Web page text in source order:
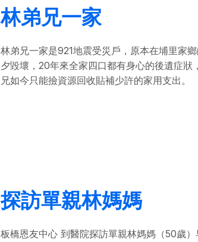
林弟兄一家
林弟兄一家是921地震受災戶，原本在埔里家
夕毀壞，20年來全家四口都有身心的後遺症狀
兄如今只能撿資源回收貼補少許的家用支出。
探訪單親林媽媽
板橋恩友中心 到醫院探訪單親林媽媽（50歲